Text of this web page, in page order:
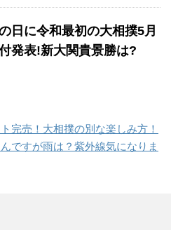
日に令和最初の大相撲5月
発表!新大関貴景勝は?
完売！大相撲の別な楽しみ方！
ですが雨は？紫外線気になりま